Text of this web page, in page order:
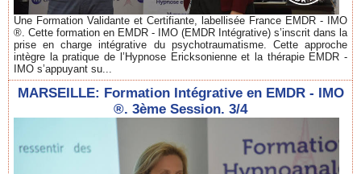
Une Formation Validante et Certifiante, labellisée France EMDR - IMO
®. Cette formation en EMDR - IMO (EMDR Intégrative) s’inscrit dans la
prise en charge intégrative du psychotraumatisme. Cette approche
intègre la pratique de l’Hypnose Ericksonienne et la thérapie EMDR -
IMO s’appuyant su...
MARSEILLE: Formation Intégrative en EMDR - IMO
®. 3ème Session. 3/4